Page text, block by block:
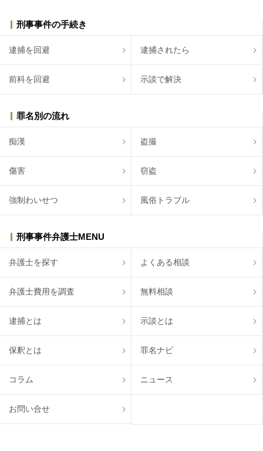
刑事事件の手続き
逮捕を回避 逮捕されたら
前科を回避 示談で解決
罪名別の流れ
痴漢 盗撮
傷害 窃盗
強制わいせつ 風俗トラブル
刑事事件弁護士MENU
弁護士を探す よくある相談
弁護士費用を調査 無料相談
逮捕とは 示談とは
保釈とは 罪名ナビ
コラム ニュース
お問い合せ